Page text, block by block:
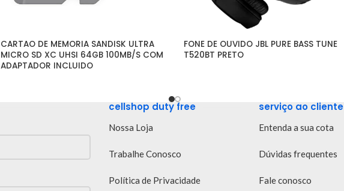
CARTAO DE MEMORIA SANDISK ULTRA
MICRO SD XC UHSI 64GB 100MB/S COM
ADAPTADOR INCLUIDO
FONE DE OUVIDO JBL PURE BASS TUNE
T520BT PRETO
cellshop duty free
Nossa Loja
Trabalhe Conosco
Política de Privacidade
serviço ao cliente
Entenda a sua cota
Dúvidas frequentes
Fale conosco